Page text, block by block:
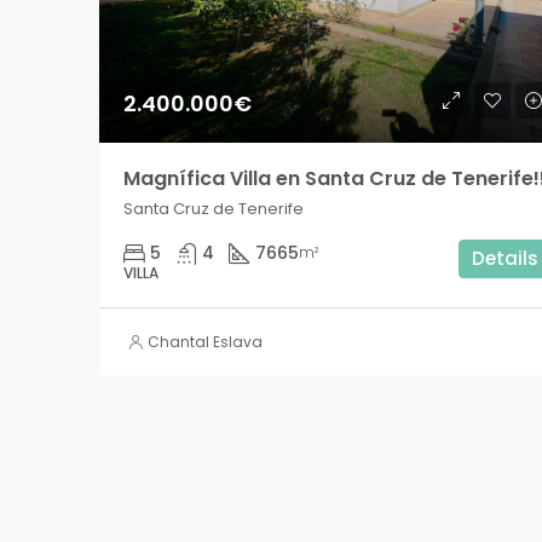
2.400.000€
Magnífica Villa en Santa Cruz de
Santa Cruz de Tenerife
5 4 7665m²
VILLA
Details
Chantal Eslava